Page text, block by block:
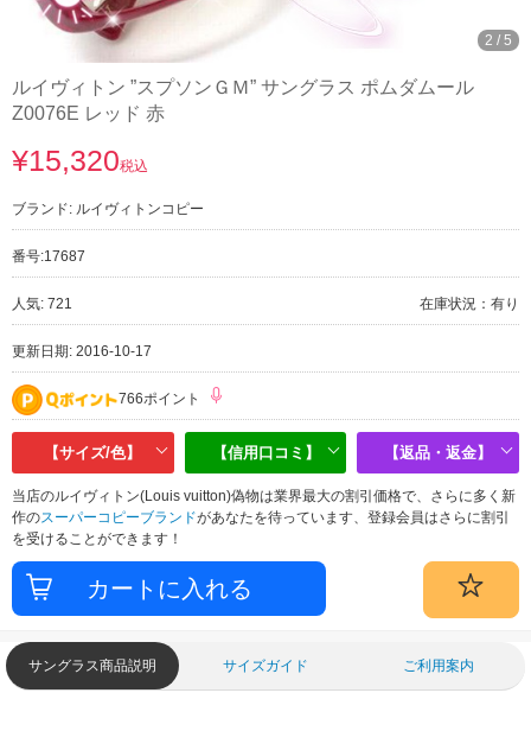
3 / 5
ルイヴィトン ”スプソンＧＭ” サングラス ポムダムール
Z0076E レッド 赤
¥15,320税込
ブランド: ルイヴィトンコピー
番号:17687
人気: 721 在庫状況：有り
更新日期: 2016-10-17
766ポイント
【サイズ/色】 【信用口コミ】 【返品・返金】
当店のルイヴィトン(Louis vuitton)偽物は業界最大の割引価格で、さらに多く新
作のスーパーコピーブランドがあなたを待っています、登録会員はさらに割引
を受けることができます！
サングラス商品説明 サイズガイド ご利用案内